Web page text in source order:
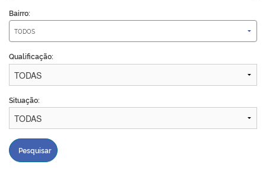
Legislação
Plenária
Auxiliares de Comércio
Contato
Bairro:
Qualificação:
Situação:
Pesquisar